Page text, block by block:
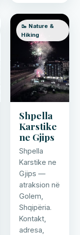
🥾 Nature &
Hiking
Shpella
Karstike
ne Gjips
Shpella
Karstike ne
Gjips —
atraksion në
Golem,
Shqipëria.
Kontakt,
adresa,